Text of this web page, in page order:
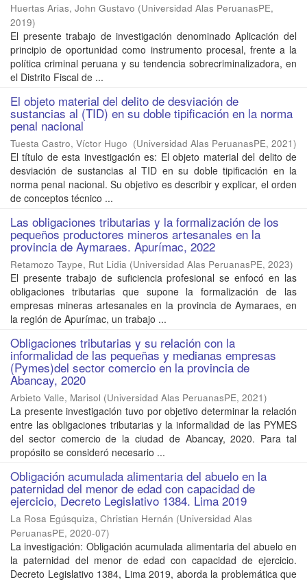
Huertas Arias, John Gustavo (Universidad Alas PeruanasPE,
2019)
El presente trabajo de investigación denominado Aplicación del
principio de oportunidad como instrumento procesal, frente a la
política criminal peruana y su tendencia sobrecriminalizadora, en
el Distrito Fiscal de ...
El objeto material del delito de desviación de
sustancias al (TID) en su doble tipificación en la norma
penal nacional
Tuesta Castro, Víctor Hugo (Universidad Alas PeruanasPE, 2021)
El título de esta investigación es: El objeto material del delito de
desviación de sustancias al TID en su doble tipificación en la
norma penal nacional. Su objetivo es describir y explicar, el orden
de conceptos técnico ...
Las obligaciones tributarias y la formalización de los
pequeños productores mineros artesanales en la
provincia de Aymaraes. Apurímac, 2022
Retamozo Taype, Rut Lidia (Universidad Alas PeruanasPE, 2023)
El presente trabajo de suficiencia profesional se enfocó en las
obligaciones tributarias que supone la formalización de las
empresas mineras artesanales en la provincia de Aymaraes, en
la región de Apurímac, un trabajo ...
Obligaciones tributarias y su relación con la
informalidad de las pequeñas y medianas empresas
(Pymes)del sector comercio en la provincia de
Abancay, 2020
Arbieto Valle, Marisol (Universidad Alas PeruanasPE, 2021)
La presente investigación tuvo por objetivo determinar la relación
entre las obligaciones tributarias y la informalidad de las PYMES
del sector comercio de la ciudad de Abancay, 2020. Para tal
propósito se consideró necesario ...
Obligación acumulada alimentaria del abuelo en la
paternidad del menor de edad con capacidad de
ejercicio, Decreto Legislativo 1384. Lima 2019
La Rosa Egúsquiza, Christian Hernán (Universidad Alas
PeruanasPE, 2020-07)
La investigación: Obligación acumulada alimentaria del abuelo en
la paternidad del menor de edad con capacidad de ejercicio.
Decreto Legislativo 1384, Lima 2019, aborda la problemática que